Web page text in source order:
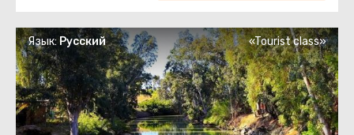
Язык: Русский «Tourist class»